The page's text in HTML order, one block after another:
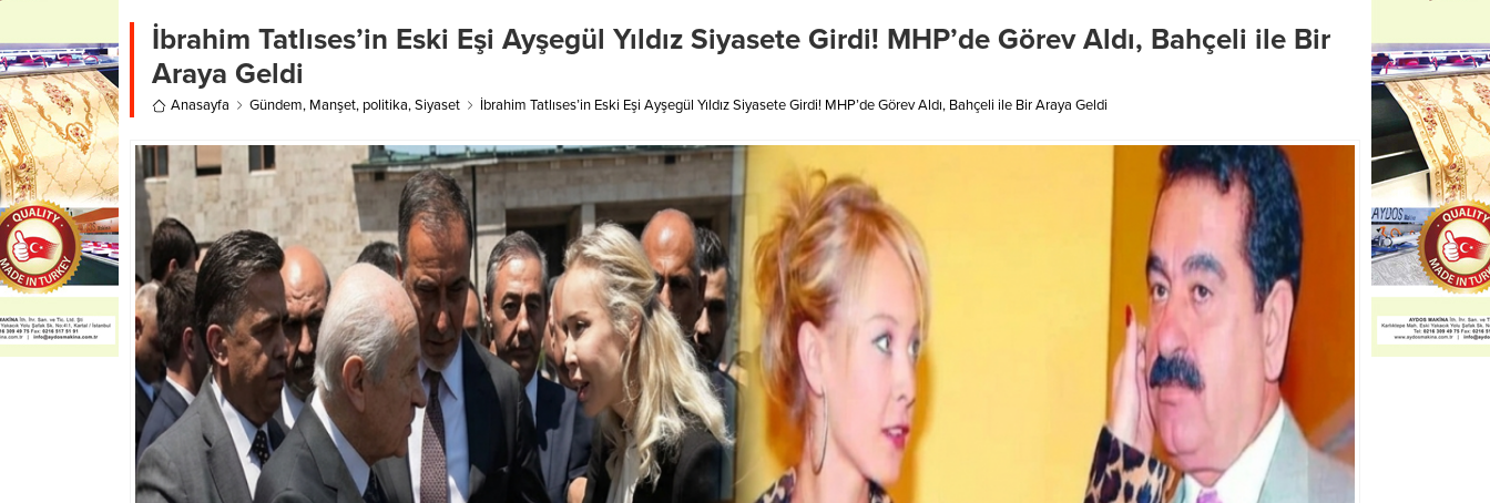
İbrahim Tatlıses’in Eski Eşi Ayşegül Yıldız Siyasete Girdi! MHP’de Görev Aldı, Bahçeli ile Bir
Araya Geldi
Anasayfa Gündem, Manşet, politika,Siyaset İbrahim Tatlıses’in Eski Eşi Ayşegül Yıldız Siyasete Girdi! MHP’de Görev Aldı, Bahçeli ile Bir Araya Geldi